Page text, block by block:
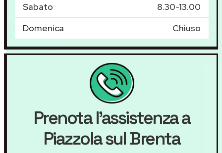
Sabato
8.30-13.00
Domenica
Chiuso
Prenota l'assistenza a
Piazzola sul Brenta